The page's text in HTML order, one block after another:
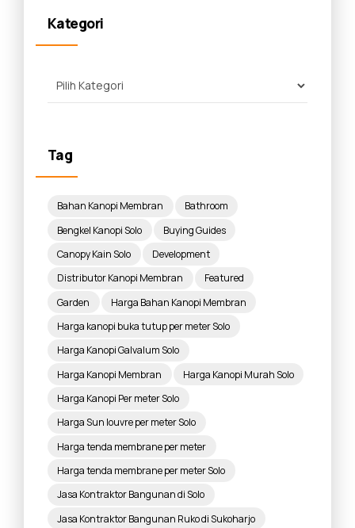
Kategori
Tag
Bahan Kanopi Membran
Bathroom
Bengkel Kanopi Solo
Buying Guides
Canopy Kain Solo
Development
Distributor Kanopi Membran
Featured
Garden
Harga Bahan Kanopi Membran
Harga kanopi buka tutup per meter Solo
Harga Kanopi Galvalum Solo
Harga Kanopi Membran
Harga Kanopi Murah Solo
Harga Kanopi Per meter Solo
Harga Sun louvre per meter Solo
Harga tenda membrane per meter
Harga tenda membrane per meter Solo
Jasa Kontraktor Bangunan di Solo
Jasa Kontraktor Bangunan Ruko di Sukoharjo